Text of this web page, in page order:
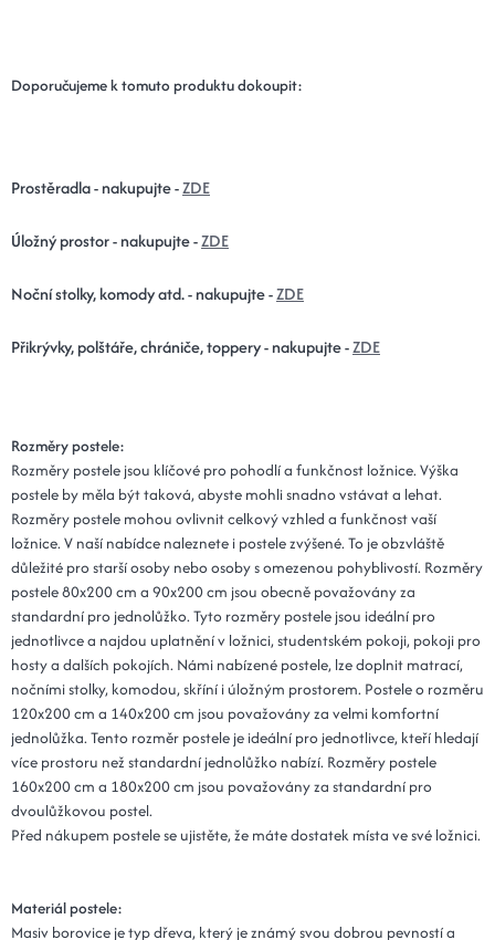
Doporučujeme k tomuto produktu dokoupit:
Prostěradla - nakupujte -ZDE
Úložný prostor - nakupujte -ZDE
Noční stolky, komody atd. - nakupujte -ZDE
Přikrývky, polštáře, chrániče, toppery - nakupujte -ZDE
Rozměry postele:
Rozměry postele jsou klíčové pro pohodlí a funkčnost ložnice. Výška
postele by měla být taková, abyste mohli snadno vstávat a lehat.
Rozměry postele mohou ovlivnit celkový vzhled a funkčnost vaší
ložnice. V naší nabídce naleznete i postele zvýšené. To je obzvláště
důležité pro starší osoby nebo osoby s omezenou pohyblivostí. Rozměry
postele 80x200 cm a 90x200 cm jsou obecně považovány za
standardní pro jednolůžko. Tyto rozměry postele jsou ideální pro
jednotlivce a najdou uplatnění v ložnici, studentském pokoji, pokoji pro
hosty a dalších pokojích. Námi nabízené postele, lze doplnit matrací,
nočními stolky, komodou, skříní i úložným prostorem. Postele o rozměru
120x200 cm a 140x200 cm jsou považovány za velmi komfortní
jednolůžka. Tento rozměr postele je ideální pro jednotlivce, kteří hledají
více prostoru než standardní jednolůžko nabízí. Rozměry postele
160x200 cm a 180x200 cm jsou považovány za standardní pro
dvoulůžkovou postel.
Před nákupem postele se ujistěte, že máte dostatek místa ve své ložnici.
Materiál postele:
Masiv borovice je typ dřeva, který je známý svou dobrou pevností a